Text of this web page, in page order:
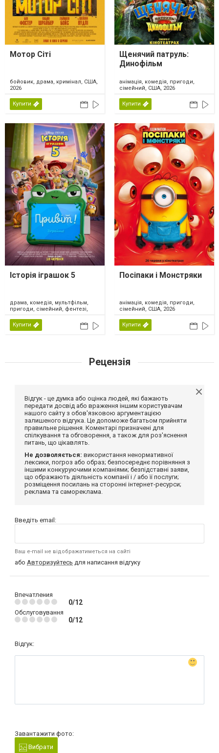
Мотор Сіті
бойовик, драма, кримінал, США,
2026
Купити
Щенячий патруль:
Динофільм
анімація, комедія, пригоди,
сімейний, США, 2026
Купити
Історія іграшок 5
драма, комедія, мультфільм,
пригоди, сімейний, фентезі,
США, 2026
Купити
Посіпаки і Монстряки
анімація, комедія, пригоди,
сімейний, США, 2026
Купити
Рецензія
Відгук - це думка або оцінка людей, які бажають
передати досвід або враження іншим користувачам
нашого сайту з обов'язковою аргументацією
залишеного відгука. Це допоможе багатьом прийняти
правильне рішення. Коментарі призначені для
спілкування та обговорення, а також для роз'яснення
питань, що цікавлять.
Не дозволяється: використання ненормативної
лексики, погроз або образ; безпосереднє порівняння з
іншими конкуруючими компаніями; безпідставні заяви,
що ображають діяльність компанії і / або її послуги;
розміщення посилань на сторонні інтернет-ресурси;
реклама та самореклама.
Введіть email:
Ваш e-mail не відображатиметься на сайті
або Авторизуйтесь для написання відгуку
Впечатления
0/12
Обслуговування
0/12
Відгук:
Завантажити фото:
Вибрати